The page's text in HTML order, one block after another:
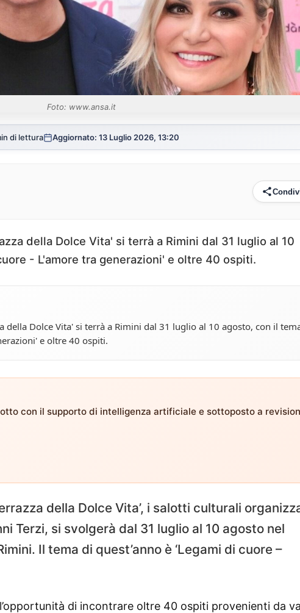
Foto: www.ansa.it
di lettura Aggiornato: 13 Luglio 2026, 13:20
della Dolce Vita' si terrà a Rimini dal 31 luglio al 10
- L'amore tra generazioni' e oltre 40 ospiti.
della Dolce Vita' si terrà a Rimini dal 31 luglio al 10 agosto, con il
e oltre 40 ospiti.
con il supporto di intelligenza artificiale e sottoposto a
della Dolce Vita’, i salotti culturali
Terzi, si svolgerà dal 31 luglio al 10 agosto nel
Il tema di quest’anno è ‘Legami di cuore –
di incontrare oltre 40 ospiti provenienti da